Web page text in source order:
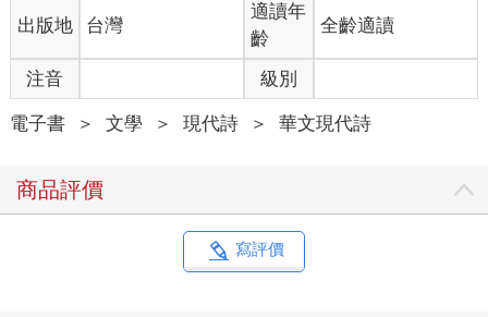
出版地 台灣
適讀年
齡
全齡適讀
注音 級別
電子書 ＞ 文學 ＞ 現代詩 ＞ 華文現代詩
商品評價
寫評價